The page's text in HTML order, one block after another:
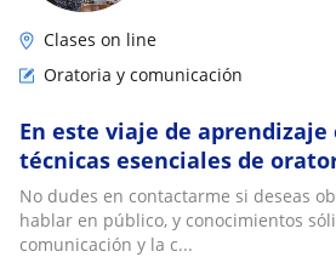
Clases on line
Oratoria y comunicación
En este viaje de
técnicas esenciales de
comunicación,
expresión efectiva
No dudes en contactarme si deseas
hablar en público, y conocimientos
comunicación y la c...